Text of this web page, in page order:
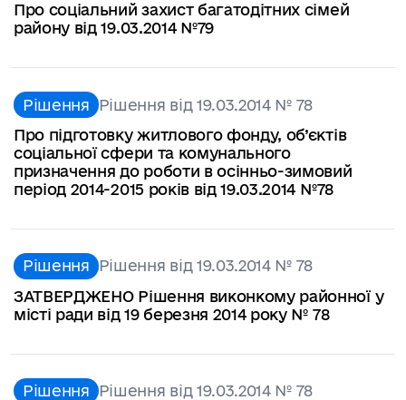
Про соціальний захист багатодітних сімей
району від 19.03.2014 №79
Рішення Рішення від 19.03.2014 № 78
Про підготовку житлового фонду, об’єктів
соціальної сфери та комунального
призначення до роботи в осінньо-зимовий
період 2014-2015 років від 19.03.2014 №78
Рішення Рішення від 19.03.2014 № 78
ЗАТВЕРДЖЕНО Рішення виконкому районної у
місті ради від 19 березня 2014 року № 78
Рішення Рішення від 19.03.2014 № 78